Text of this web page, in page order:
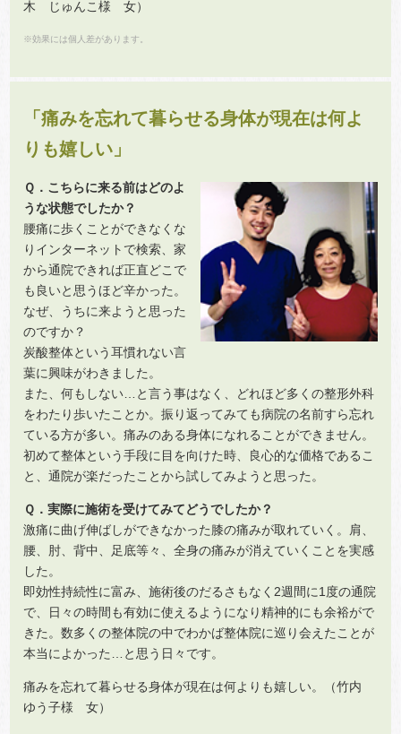
木 じゅんこ様 女）
※効果には個人差があります。
「痛みを忘れて暮らせる身体が現在は何よ
りも嬉しい」
Ｑ．こちらに来る前はどのよ
うな状態でしたか？
腰痛に歩くことができなくな
りインターネットで検索、家
から通院できれば正直どこで
も良いと思うほど辛かった。
なぜ、うちに来ようと思った
のですか？
炭酸整体という耳慣れない言
葉に興味がわきました。
また、何もしない…と言う事はなく、どれほど多くの整形外科
をわたり歩いたことか。振り返ってみても病院の名前すら忘れ
ている方が多い。痛みのある身体になれることができません。
初めて整体という手段に目を向けた時、良心的な価格であるこ
と、通院が楽だったことから試してみようと思った。
Ｑ．実際に施術を受けてみてどうでしたか？
激痛に曲げ伸ばしができなかった膝の痛みが取れていく。肩、
腰、肘、背中、足底等々、全身の痛みが消えていくことを実感
した。
即効性持続性に富み、施術後のだるさもなく2週間に1度の通院
で、日々の時間も有効に使えるようになり精神的にも余裕がで
きた。数多くの整体院の中でわかば整体院に巡り会えたことが
本当によかった…と思う日々です。
痛みを忘れて暮らせる身体が現在は何よりも嬉しい。（竹内
ゆう子様 女）